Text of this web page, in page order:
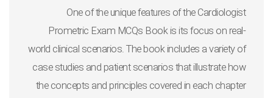
One of the unique features of the Cardiologist
Prometric Exam MCQs Book is its focus on real-
world clinical scenarios. The book includes a variety of
case studies and patient scenarios that illustrate how
the concepts and principles covered in each chapter